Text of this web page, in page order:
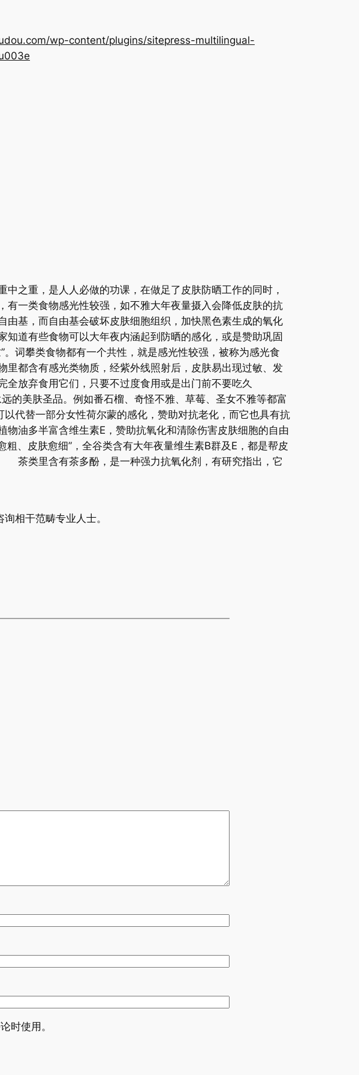
wp-content/plugins/sitepress-multilingual-
之重，是人人必做的功课，在做足了皮肤防晒工作的同时，
一类食物感光性较强，如不雅大年夜量摄入会降低皮肤的抗
基，而自由基会破坏皮肤细胞组织，加快黑色素生成的氧化
道有些食物可以大年夜内涵起到防晒的感化，或是赞助巩固
词攀类食物都有一个共性，就是感光性较强，被称为感光食
都含有感光类物质，经紫外线照射后，皮肤易出现过敏、发
放弃食用它们，只要不过度食用或是出门前不要吃久
肤圣品。例如番石榴、奇怪不雅、草莓、圣女不雅等都富
替一部分女性荷尔蒙的感化，赞助对抗老化，而它也具有抗
多半富含维生素E，赞助抗氧化和清除伤害皮肤细胞的自由
皮肤愈细”，全谷类含有大年夜量维生素B群及E，都是帮皮
类里含有茶多酚，是一种强力抗氧化剂，有研究指出，它
相干范畴专业人士。
时使用。